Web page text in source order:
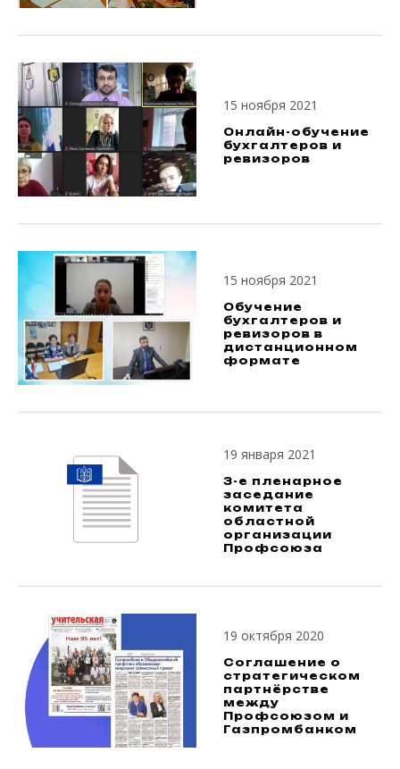
15 ноября 2021
Онлайн-обучение
бухгалтеров и
ревизоров
15 ноября 2021
Обучение
бухгалтеров и
ревизоров в
дистанционном
формате
19 января 2021
3-е пленарное
заседание
комитета
областной
организации
Профсоюза
19 октября 2020
Соглашение о
стратегическом
партнёрстве
между
Профсоюзом и
Газпромбанком